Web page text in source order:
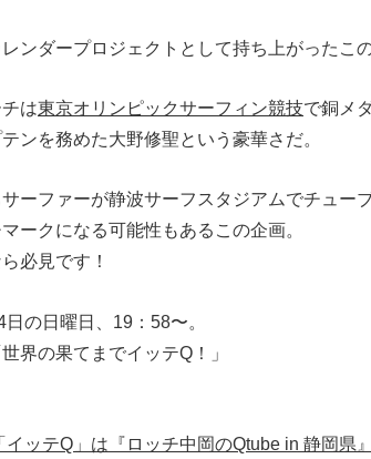
ンダープロジェクトとして持ち上がったこ
は東京オリンピックサーフィン競技で銅メ
ンを務めた大野修聖という豪華さだ。
ーファーが静波サーフスタジアムでチュー
ークになる可能性もあるこの企画。
必見です！
の日曜日、19：58〜。
界の果てまでイッテQ！」
ッテQ」は『ロッチ中岡のQtube in 静岡県